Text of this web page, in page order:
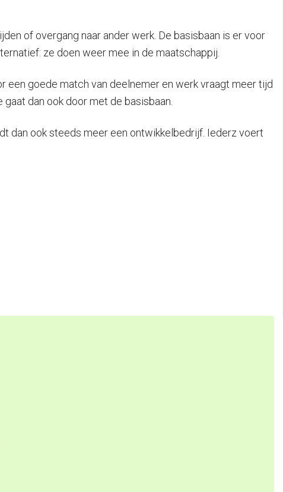
of overgang naar ander werk. De basisbaan is er voor
ze doen weer mee in de maatschappij.
een goede match van deelnemer en werk vraagt meer tijd
dan ook door met de basisbaan.
dan ook steeds meer een ontwikkelbedrijf. Iederz voert